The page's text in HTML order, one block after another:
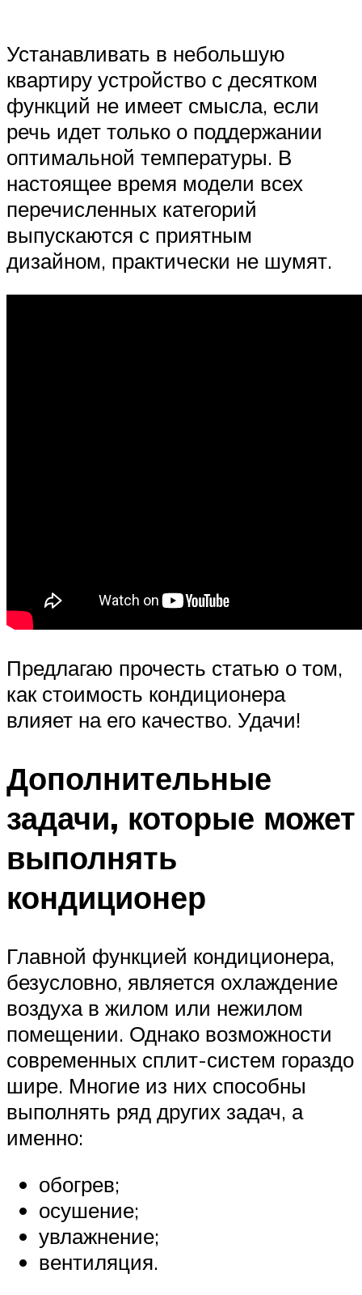
Устанавливать в небольшую
квартиру устройство с десятком
функций не имеет смысла, если
речь идет только о поддержании
оптимальной температуры. В
настоящее время модели всех
перечисленных категорий
выпускаются с приятным
дизайном, практически не шумят.
Предлагаю прочесть статью о том,
как стоимость кондиционера
влияет на его качество. Удачи!
Дополнительные
задачи, которые может
выполнять
кондиционер
Главной функцией кондиционера,
безусловно, является охлаждение
воздуха в жилом или нежилом
помещении. Однако возможности
современных сплит-систем гораздо
шире. Многие из них способны
выполнять ряд других задач, а
именно:
обогрев;
осушение;
увлажнение;
вентиляция.